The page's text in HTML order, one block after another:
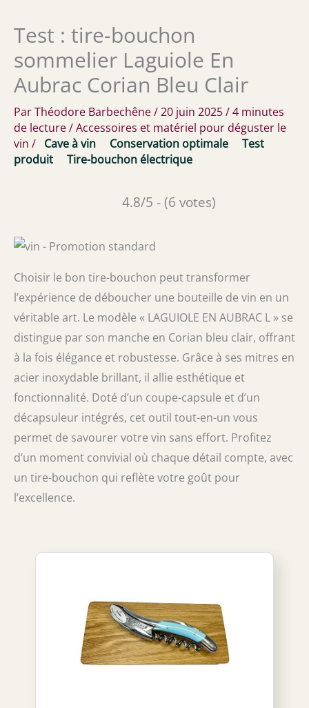
Test : tire-bouchon
sommelier Laguiole En
Aubrac Corian Bleu Clair
ParThéodore Barbechêne/20 juin 2025/4 minutes
de lecture/Accessoires et matériel pour déguster le
vin / Cave à vin Conservation optimale
Test
produit
Tire-bouchon électrique
4.8/5 - (6 votes)
Choisir le bon tire-bouchon peut transformer
l’expérience de déboucher une bouteille de vin en un
véritable art. Le modèle « LAGUIOLE EN AUBRAC L » se
distingue par son manche en Corian bleu clair, offrant
à la fois élégance et robustesse. Grâce à ses mitres en
acier inoxydable brillant, il allie esthétique et
fonctionnalité. Doté d’un coupe-capsule et d’un
décapsuleur intégrés, cet outil tout-en-un vous
permet de savourer votre vin sans effort. Profitez
d’un moment convivial où chaque détail compte, avec
un tire-bouchon qui reflète votre goût pour
l’excellence.